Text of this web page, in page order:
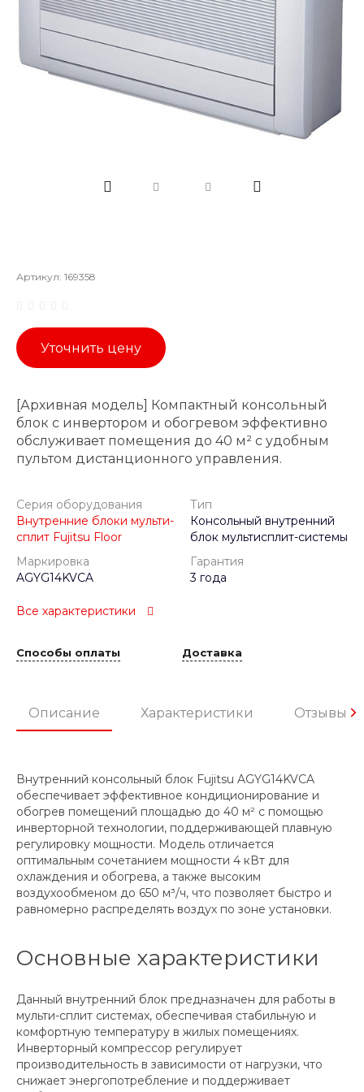
Артикул: 169358
Уточнить цену
[Архивная модель] Компактный консольный
блок с инвертором и обогревом эффективно
обслуживает помещения до 40 м² с удобным
пультом дистанционного управления.
Серия оборудования
Внутренние блоки мульти-
сплит Fujitsu Floor
Тип
Консольный внутренний
блок мультисплит-системы
Маркировка
AGYG14KVCA
Гарантия
3 года
Все характеристики
Способы оплаты Доставка
Описание Характеристики Отзывы
Внутренний консольный блок Fujitsu AGYG14KVCA
обеспечивает эффективное кондиционирование и
обогрев помещений площадью до 40 м² с помощью
инверторной технологии, поддерживающей плавную
регулировку мощности. Модель отличается
оптимальным сочетанием мощности 4 кВт для
охлаждения и обогрева, а также высоким
воздухообменом до 650 м³/ч, что позволяет быстро и
равномерно распределять воздух по зоне установки.
Основные характеристики
Данный внутренний блок предназначен для работы в
мульти-сплит системах, обеспечивая стабильную и
комфортную температуру в жилых помещениях.
Инверторный компрессор регулирует
производительность в зависимости от нагрузки, что
снижает энергопотребление и поддерживает